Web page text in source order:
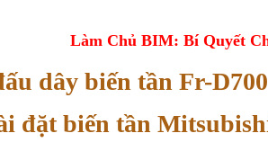
Làm Chủ BIM: Bí Quyết
dây biến tần Fr-D700
đặt biến tần